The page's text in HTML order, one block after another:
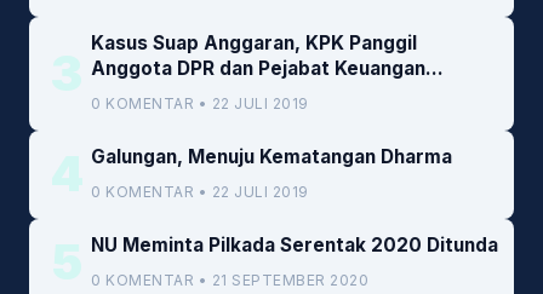
3
Kasus Suap Anggaran, KPK Panggil
Anggota DPR dan Pejabat Keuangan
Kemenkeu
0 KOMENTAR • 22 JULI 2019
4 Galungan, Menuju Kematangan Dharma
0 KOMENTAR • 22 JULI 2019
5 NU Meminta Pilkada Serentak 2020 Ditunda
0 KOMENTAR • 21 SEPTEMBER 2020